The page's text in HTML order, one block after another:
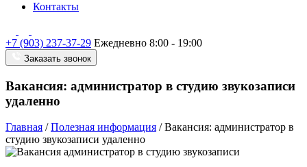
Контакты
+7 (903) 237-37-29 Ежедневно 8:00 - 19:00
Заказать звонок
Вакансия: администратор в студию звукозаписи
удаленно
Главная /Полезная информация /Вакансия: администратор в
студию звукозаписи удаленно